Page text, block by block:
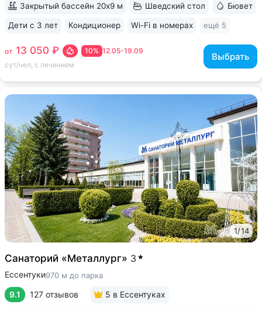
12.05-19.09
10%
от 13 050 ₽
сут/чел, с лечением
Выбрать
Закрытый бассейн 20х9 м Шведский стол Бювет
Дети с 3 лет Кондиционер Wi-Fi в номерах ещё 5
1/14
Санаторий «Металлург» 3
Ессентуки970 м до парка
9.1 127 отзывов 5 в Ессентуках